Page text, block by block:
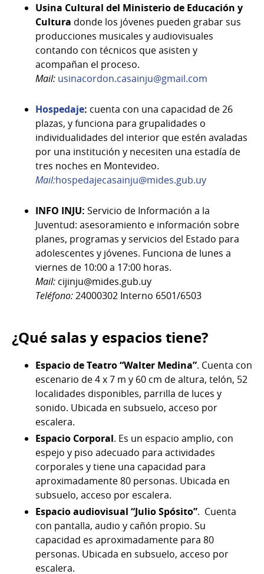
Usina Cultural del Ministerio de Educación y
Cultura donde los jóvenes pueden grabar sus
producciones musicales y audiovisuales
contando con técnicos que asisten y
acompañan el proceso.
Mail: usinacordon.casainju@gmail.com
Hospedaje: cuenta con una capacidad de 26
plazas, y funciona para grupalidades o
individualidades del interior que estén avaladas
por una institución y necesiten una estadía de
tres noches en Montevideo.
Mail:hospedajecasainju@mides.gub.uy
INFO INJU: Servicio de Información a la
Juventud: asesoramiento e información sobre
planes, programas y servicios del Estado para
adolescentes y jóvenes. Funciona de lunes a
viernes de 10:00 a 17:00 horas.
Mail: cijinju@mides.gub.uy
Teléfono:24000302 Interno 6501/6503
¿Qué salas y espacios tiene?
Espacio de Teatro “Walter Medina”. Cuenta con
escenario de 4 x 7 m y 60 cm de altura, telón, 52
localidades disponibles, parrilla de luces y
sonido. Ubicada en subsuelo, acceso por
escalera.
Espacio Corporal. Es un espacio amplio, con
espejo y piso adecuado para actividades
corporales y tiene una capacidad para
aproximadamente 80 personas. Ubicada en
subsuelo, acceso por escalera.
Espacio audiovisual “Julio Spósito”. Cuenta
con pantalla, audio y cañón propio. Su
capacidad es aproximadamente para 80
personas. Ubicada en subsuelo, acceso por
escalera.